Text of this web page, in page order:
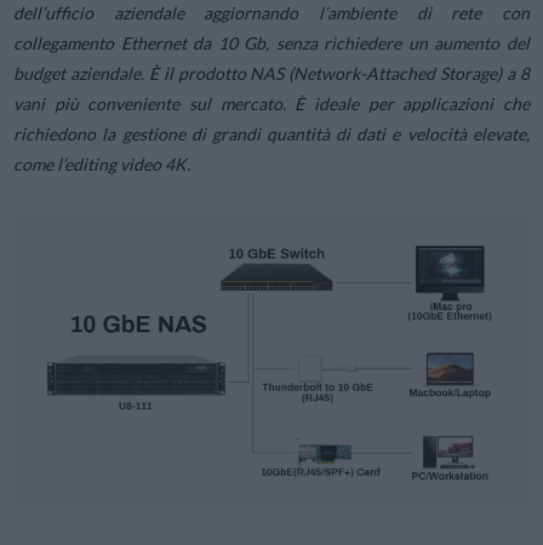
dell’ufficio aziendale aggiornando l’ambiente di rete con
collegamento Ethernet da 10 Gb, senza richiedere un aumento del
budget aziendale. È il prodotto NAS (Network-Attached Storage) a 8
vani più conveniente sul mercato. È ideale per applicazioni che
richiedono la gestione di grandi quantità di dati e velocità elevate,
come l’editing video 4K.